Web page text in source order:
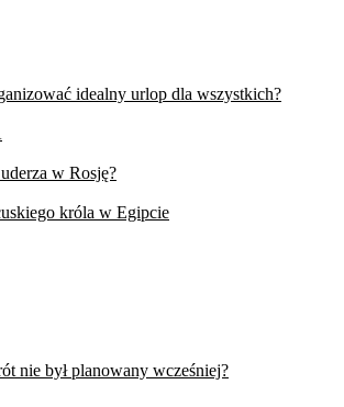
idealny urlop dla wszystkich?
w Rosję?
króla w Egipcie
nie był planowany wcześniej?